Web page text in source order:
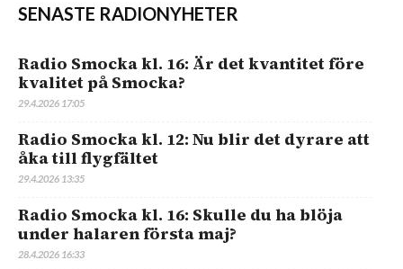
SENASTE RADIONYHETER
Radio Smocka kl. 16: Är det kvantitet före
kvalitet på Smocka?
29.4.2026 17:05
Radio Smocka kl. 12: Nu blir det dyrare att
åka till flygfältet
29.4.2026 13:35
Radio Smocka kl. 16: Skulle du ha blöja
under halaren första maj?
28.4.2026 16:33